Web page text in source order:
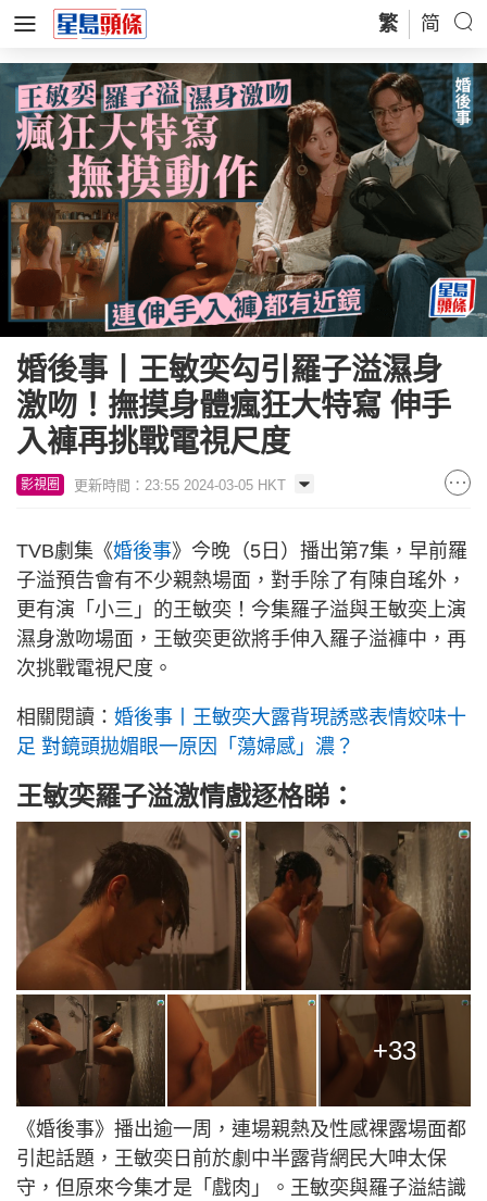
繁 简
婚後事丨王敏奕勾引羅子溢濕身
激吻！撫摸身體瘋狂大特寫 伸手
入褲再挑戰電視尺度
影視圈 更新時間：23:55 2024-03-05 HKT
TVB劇集《婚後事》今晚（5日）播出第7集，早前羅
子溢預告會有不少親熱場面，對手除了有陳自瑤外，
更有演「小三」的王敏奕！今集羅子溢與王敏奕上演
濕身激吻場面，王敏奕更欲將手伸入羅子溢褲中，再
次挑戰電視尺度。
相關閱讀： 婚後事丨王敏奕大露背現誘惑表情姣味十
足 對鏡頭拋媚眼一原因「蕩婦感」濃？
王敏奕羅子溢激情戲逐格睇：
+33
《婚後事》播出逾一周，連場親熱及性感裸露場面都
引起話題，王敏奕日前於劇中半露背網民大呻太保
守，但原來今集才是「戲肉」。王敏奕與羅子溢結識